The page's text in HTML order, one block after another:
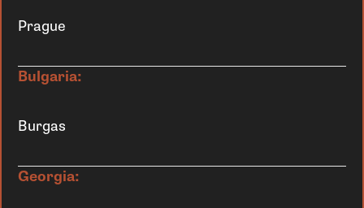
Prague
Bulgaria:
Burgas
Georgia: